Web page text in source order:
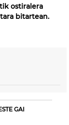
ostiralera
bitartean.
GAI